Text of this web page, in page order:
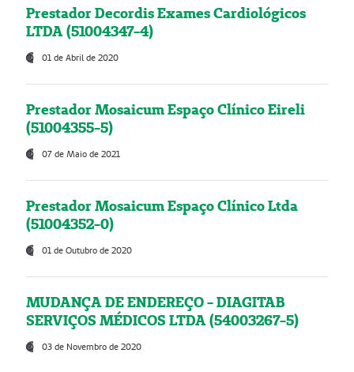
Prestador Decordis Exames Cardiológicos
LTDA (51004347-4)
01 de Abril de 2020
Prestador Mosaicum Espaço Clínico Eireli
(51004355-5)
07 de Maio de 2021
Prestador Mosaicum Espaço Clínico Ltda
(51004352-0)
01 de Outubro de 2020
MUDANÇA DE ENDEREÇO - DIAGITAB
SERVIÇOS MÉDICOS LTDA (54003267-5)
03 de Novembro de 2020